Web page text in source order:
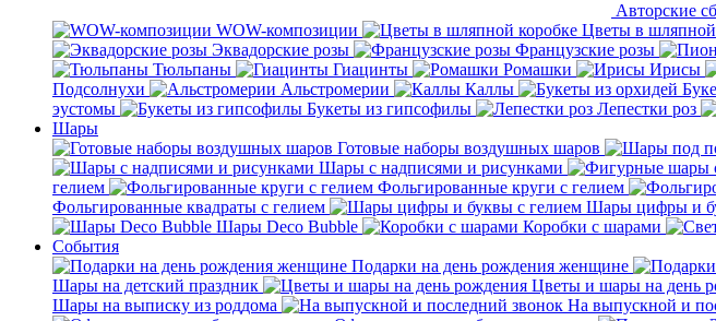
Авторские
WOW-композиции
Цветы в шляпной
Эквадорские розы
Французские розы
Тюльпаны
Гиацинты Ромашки Ирисы
Подсолнухи
Альстромерии Каллы
эустомы
Букеты из гипсофилы Лепестки роз
Шары
Готовые наборы воздушных шаров
Шары с надписями и рисунками
гелием
Фольгированные круги с гелием
Фольгированные квадраты с гелием
Шары цифры и
Шары Deco Bubble
Коробки с шарами
События
Подарки на день рождения женщине
Шары на детский праздник
Цветы и шары на день
Шары на выписку из роддома
На выпускной и